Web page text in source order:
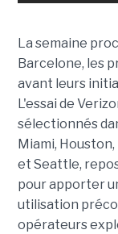
La semaine
Barcelone, les
avant leurs
L'essai de
sélectionnés
Miami,
et Seattle,
pour apporter
utilisation
opérateurs